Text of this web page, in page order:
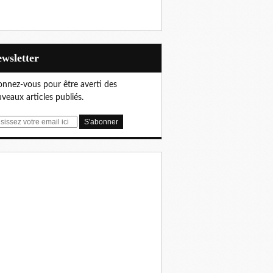
vous pour être averti des
articles publiés.